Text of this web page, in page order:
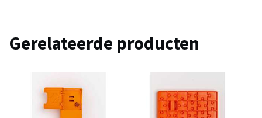
Gerelateerde producten